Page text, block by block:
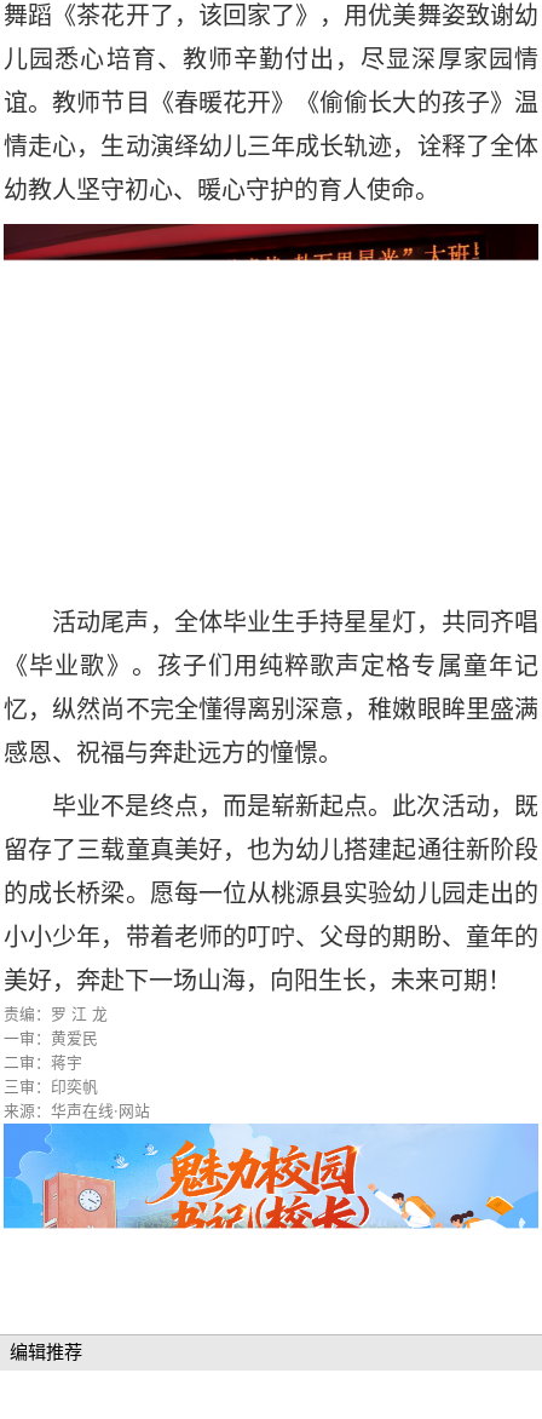
舞蹈《茶花开了，该回家了》，用优美舞姿致谢幼
儿园悉心培育、教师辛勤付出，尽显深厚家园情
谊。教师节目《春暖花开》《偷偷长大的孩子》温
情走心，生动演绎幼儿三年成长轨迹，诠释了全体
幼教人坚守初心、暖心守护的育人使命。
活动尾声，全体毕业生手持星星灯，共同齐唱
《毕业歌》。孩子们用纯粹歌声定格专属童年记
忆，纵然尚不完全懂得离别深意，稚嫩眼眸里盛满
感恩、祝福与奔赴远方的憧憬。
毕业不是终点，而是崭新起点。此次活动，既
留存了三载童真美好，也为幼儿搭建起通往新阶段
的成长桥梁。愿每一位从桃源县实验幼儿园走出的
小小少年，带着老师的叮咛、父母的期盼、童年的
美好，奔赴下一场山海，向阳生长，未来可期！
责编：罗 江 龙
一审：黄爱民
二审：蒋宇
三审：印奕帆
来源：华声在线·网站
编辑推荐